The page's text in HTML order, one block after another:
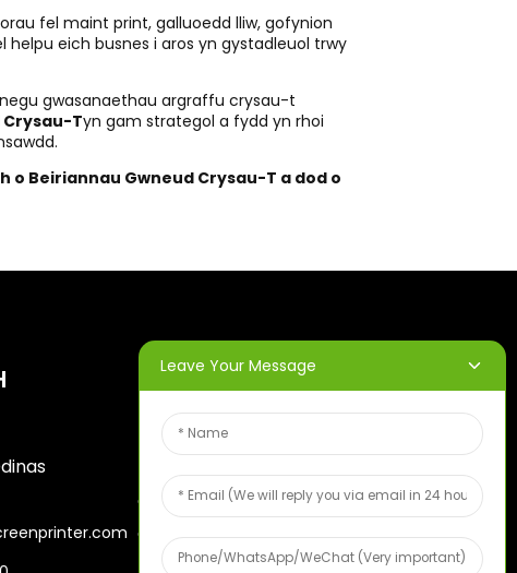
fel maint print, galluoedd lliw, gofynion
eich busnes i aros yn gystadleuol trwy
gwasanaethau argraffu crysau-t
Crysau-Tyn gam strategol a fydd yn rhoi
o Beiriannau Gwneud Crysau-T a dod o
CYLCHLYTHYRAU
Rhowch eich cyfeiriad e-
cynlluniau gwybodaeth
diweddaraf atoch.
Leave Your Message